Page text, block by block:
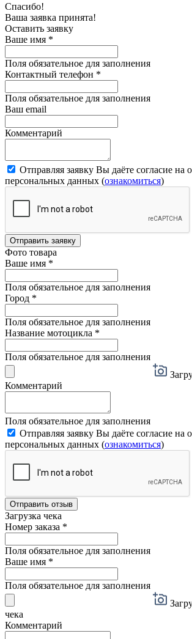
Спасибо!
Ваша заявка принята!
Оставить заявку
Ваше имя *
Поля обязательное для заполнения
Контактный телефон *
Поля обязательное для заполнения
Ваш email
Комментарий
Отправляя заявку Вы даёте согласие на
персональных данных (ознакомиться)
Отправить заявку
Фото товара
Ваше имя *
Поля обязательное для заполнения
Город *
Поля обязательное для заполнения
Название мотоцикла *
Поля обязательное для заполнения
Комментарий
Поля обязательное для заполнения
Отправляя заявку Вы даёте согласие на
персональных данных (ознакомиться)
Отправить отзыв
Загрузка чека
Номер заказа *
Поля обязательное для заполнения
Ваше имя *
Поля обязательное для заполнения
чека
Комментарий